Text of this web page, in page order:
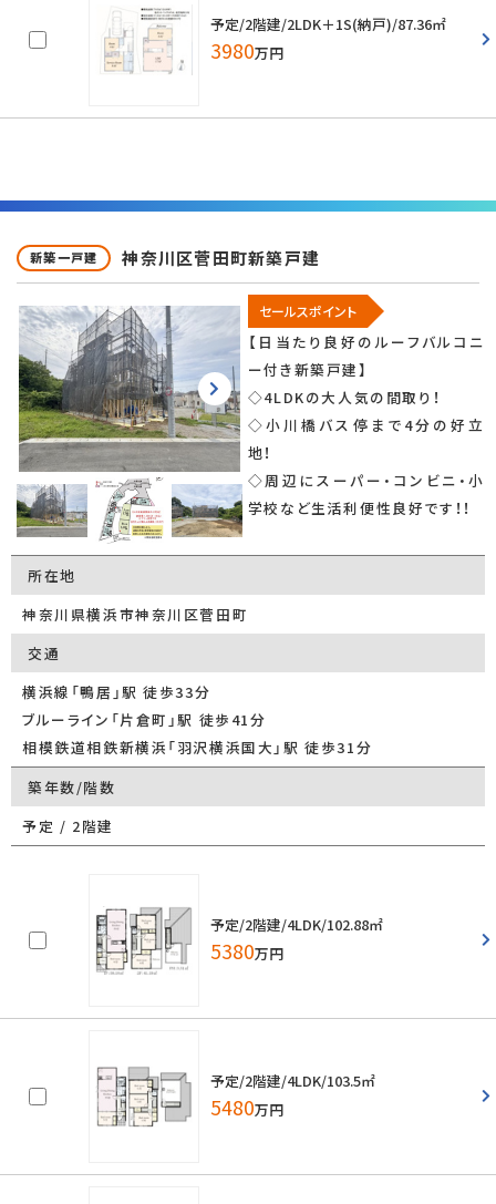
予定/2階建/2LDK＋1S(納戸)/87.36㎡
3980万円
新築一戸建 神奈川区菅田町新築戸建
セールスポイント
【日当たり良好のルーフバルコニ
ー付き新築戸建】
◇4LDKの大人気の間取り！
◇小川橋バス停まで4分の好立
地！
◇周辺にスーパー・コンビニ・小
学校など生活利便性良好です！！
所在地
神奈川県横浜市神奈川区菅田町
交通
横浜線「鴨居」駅 徒歩33分
ブルーライン「片倉町」駅 徒歩41分
相模鉄道相鉄新横浜「羽沢横浜国大」駅 徒歩31分
築年数/階数
予定 / 2階建
予定/2階建/4LDK/102.88㎡
5380万円
予定/2階建/4LDK/103.5㎡
5480万円